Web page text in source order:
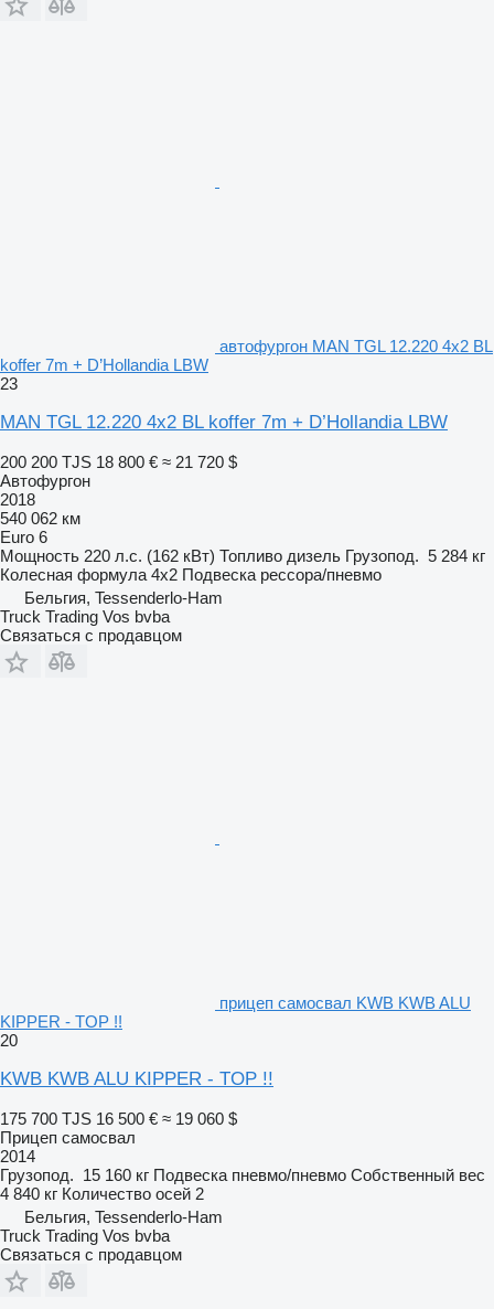
автофургон MAN TGL 12.220 4x2 BL
koffer 7m + D’Hollandia LBW
23
MAN TGL 12.220 4x2 BL koffer 7m + D’Hollandia LBW
200 200 TJS 18 800 € ≈ 21 720 $
Автофургон
2018
540 062 км
Euro 6
Мощность 220 л.с. (162 кВт) Топливо дизель Грузопод. 5 284 кг
Колесная формула 4x2 Подвеска рессора/пневмо
Бельгия, Tessenderlo-Ham
Truck Trading Vos bvba
Связаться с продавцом
прицеп самосвал KWB KWB ALU
KIPPER - TOP !!
20
KWB KWB ALU KIPPER - TOP !!
175 700 TJS 16 500 € ≈ 19 060 $
Прицеп самосвал
2014
Грузопод. 15 160 кг Подвеска пневмо/пневмо Собственный вес
4 840 кг Количество осей 2
Бельгия, Tessenderlo-Ham
Truck Trading Vos bvba
Связаться с продавцом